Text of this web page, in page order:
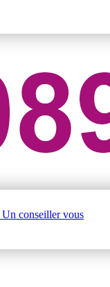
Un conseiller vous